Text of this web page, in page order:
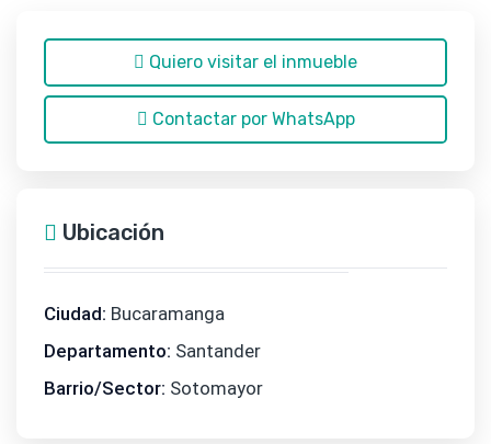
Quiero visitar el inmueble
Contactar por WhatsApp
Ubicación
Ciudad: Bucaramanga
Departamento: Santander
Barrio/Sector: Sotomayor